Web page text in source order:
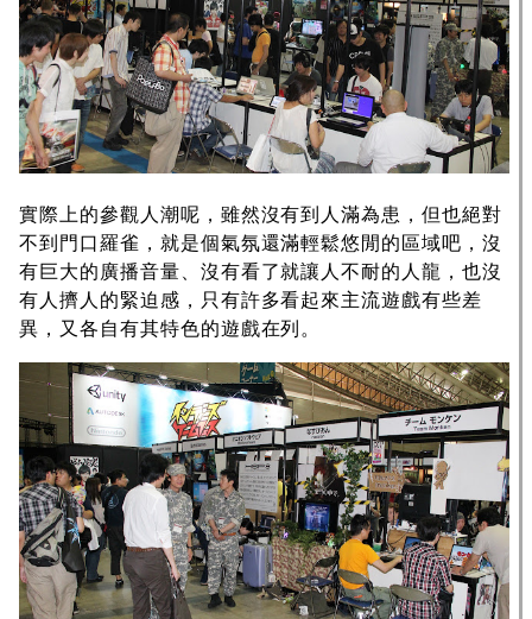
實際上的參觀人潮呢，雖然沒有到人滿為患，但也絕對
不到門口羅雀，就是個氣氛還滿輕鬆悠閒的區域吧，沒
有巨大的廣播音量、沒有看了就讓人不耐的人龍，也沒
有人擠人的緊迫感，只有許多看起來主流遊戲有些差
異，又各自有其特色的遊戲在列。